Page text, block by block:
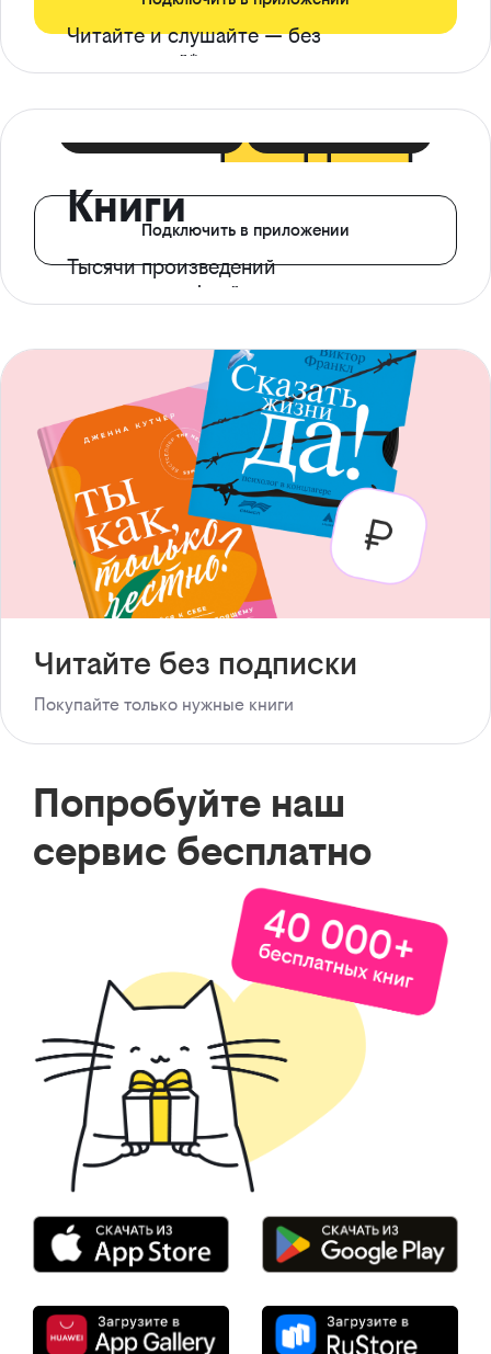
Читайте и слушайте — без
ограничений*
Книги
Тысячи произведений
с доступом офлайн
Подключить в приложении
Читайте без подписки
Покупайте только нужные книги
Попробуйте наш
сервис бесплатно